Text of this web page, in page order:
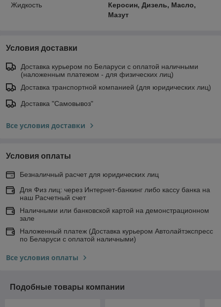
Жидкость
Керосин, Дизель, Масло,
Мазут
Условия доставки
Доставка курьером по Беларуси с оплатой наличными
(наложенным платежом - для физических лиц)
Доставка транспортной компанией (для юридических лиц)
Доставка "Самовывоз"
Все условия доставки
Условия оплаты
Безналичный расчет для юридических лиц
Для Физ лиц: через Интернет-банкинг либо кассу банка на
наш Расчетный счет
Наличными или банковской картой на демонстрационном
зале
Наложенный платеж (Доставка курьером Автолайтэкспресс
по Беларуси с оплатой наличными)
Все условия оплаты
Подобные товары компании